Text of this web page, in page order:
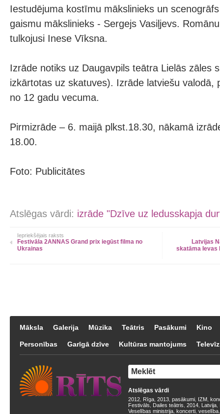
Iestudējuma kostīmu mākslinieks un
gaismu mākslinieks - Sergejs Vasiļjevs.
tulkojusi Inese Vīksna.
Izrāde notiks uz Daugavpils teātra Lielās zāles
izkārtotas uz skatuves). Izrāde latviešu valodā,
no 12 gadu vecuma.
Pirmizrāde – 6. maijā plkst.18.30, nākamā
18.00.
Foto: Publicitātes
Atslēgas vārdi: izrāde "Dzīve uz ledusskapja
Iepriekšējais raksts
Festivāla 2ANNAS Grand prix iegūst filma no
Ukrainas
Latvijas
skatāma Ievas
Māksla Galerija Mūzika Teātris Pasākumi Kino
Personības Garīgā dzīve Kultūras mantojums
Atslēgas vārdi
2012 Rīga 2013 pasākumi IZM
Festivāls
Dailes teātris 2014 Latvija
Veselības ministrija koncerti veselība